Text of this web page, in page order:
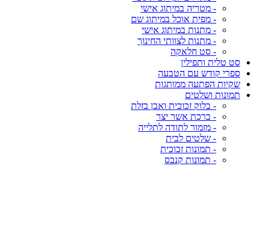
- מטריה במיתוג אישי
- מפית אוכל במיתוג שם
- מתנות במיתוג אישי
- מתנות לצוותי החינוך
- סט חלאקה
סט טלית ותפילין
ספרי קודש עם הטבעה
שקיות הפתעה ממותגות
תמונות ושלטים
- בלוק זכוכית ואבן בזלת
- ברכת אשר יצר
- מזמור לתודה לתלייה
- שלטים לבית
- תמונות זכוכית
- תמונות קנבס